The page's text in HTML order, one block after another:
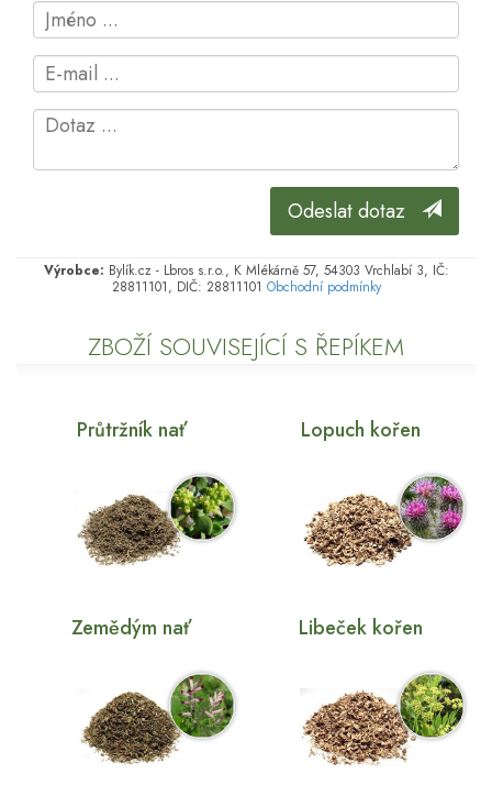
Odeslat dotaz
Výrobce: Bylík.cz - Lbros s.r.o., K Mlékárně 57, 54303 Vrchlabí 3, IČ:
28811101, DIČ: 28811101 Obchodní podmínky
ZBOŽÍ SOUVISEJÍCÍ S ŘEPÍKEM
Průtržník nať Lopuch kořen
Zemědým nať Libeček kořen